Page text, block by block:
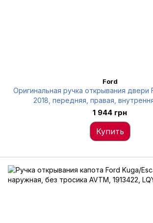
Ford
Оригинальная ручка открывания двери
2018, передняя, правая,
BE8Z5422600AB
1 944 грн
Купить